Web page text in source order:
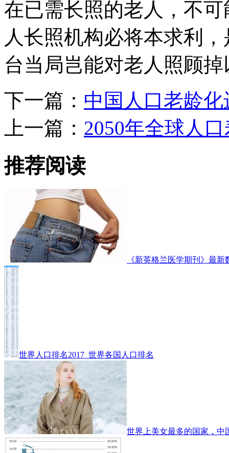
在已需长照的老人，不
人长照机构必将本求利
台当局岂能对老人照顾
下一篇： 中国人口老龄
上一篇： 2050年全球人
推荐阅读
《新英格兰医学期刊》最
世界人口排名2017_世界各国人口排名
世界上美女最多的国家，中